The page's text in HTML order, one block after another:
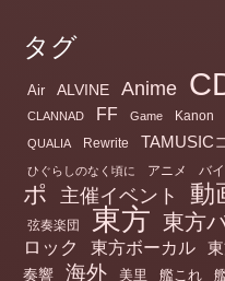
タグ
Air ALVINE Anime
CLANNAD FF Game Kanon
QUALIA Rewrite TAMUSIC
ひぐらしのなく頃に アニメ バ
ポ
主催イベント 動
弦奏楽団 東方 東方
ロック
東方ボーカル
奏響
海外 美里 艦これ